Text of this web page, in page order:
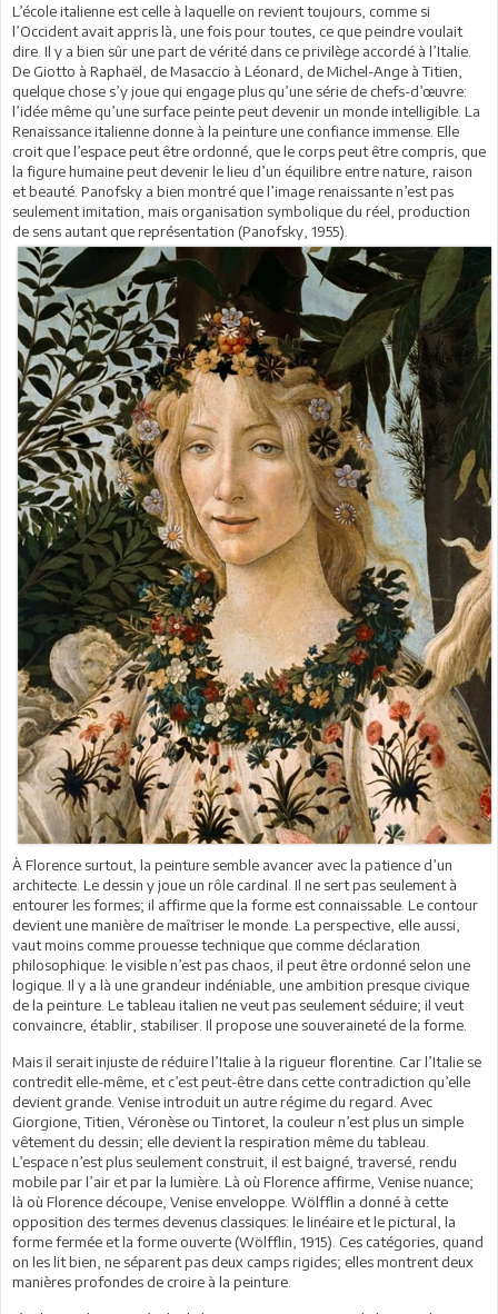
L’école italienne est celle à laquelle on revient toujours, comme si
l’Occident avait appris là, une fois pour toutes, ce que peindre voulait
dire. Il y a bien sûr une part de vérité dans ce privilège accordé à l’Italie.
De Giotto à Raphaël, de Masaccio à Léonard, de Michel-Ange à Titien,
quelque chose s’y joue qui engage plus qu’une série de chefs-d’œuvre:
l’idée même qu’une surface peinte peut devenir un monde intelligible. La
Renaissance italienne donne à la peinture une confiance immense. Elle
croit que l’espace peut être ordonné, que le corps peut être compris, que
la figure humaine peut devenir le lieu d’un équilibre entre nature, raison
et beauté. Panofsky a bien montré que l’image renaissante n’est pas
seulement imitation, mais organisation symbolique du réel, production
de sens autant que représentation (Panofsky, 1955).
À Florence surtout, la peinture semble avancer avec la patience d’un
architecte. Le dessin y joue un rôle cardinal. Il ne sert pas seulement à
entourer les formes; il affirme que la forme est connaissable. Le contour
devient une manière de maîtriser le monde. La perspective, elle aussi,
vaut moins comme prouesse technique que comme déclaration
philosophique: le visible n’est pas chaos, il peut être ordonné selon une
logique. Il y a là une grandeur indéniable, une ambition presque civique
de la peinture. Le tableau italien ne veut pas seulement séduire; il veut
convaincre, établir, stabiliser. Il propose une souveraineté de la forme.
Mais il serait injuste de réduire l’Italie à la rigueur florentine. Car l’Italie se
contredit elle-même, et c’est peut-être dans cette contradiction qu’elle
devient grande. Venise introduit un autre régime du regard. Avec
Giorgione, Titien, Véronèse ou Tintoret, la couleur n’est plus un simple
vêtement du dessin; elle devient la respiration même du tableau.
L’espace n’est plus seulement construit, il est baigné, traversé, rendu
mobile par l’air et par la lumière. Là où Florence affirme, Venise nuance;
là où Florence découpe, Venise enveloppe. Wölfflin a donné à cette
opposition des termes devenus classiques: le linéaire et le pictural, la
forme fermée et la forme ouverte (Wölfflin, 1915). Ces catégories, quand
on les lit bien, ne séparent pas deux camps rigides; elles montrent deux
manières profondes de croire à la peinture.